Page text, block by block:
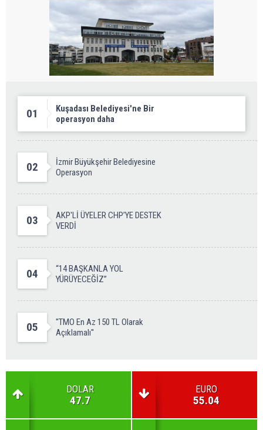
01
Kuşadası Belediyesi'ne Bir
operasyon daha
02
İzmir Büyükşehir Belediyesine
Operasyon
03
AKP'Lİ ÜYELER CHP’YE DESTEK
VERDİ
04
“14 BAŞKANLA YOL
YÜRÜYECEĞİZ”
05
''TMO En Az 150 TL Olarak
Açıklamalı''
DOLAR
47.7
EURO
55.04